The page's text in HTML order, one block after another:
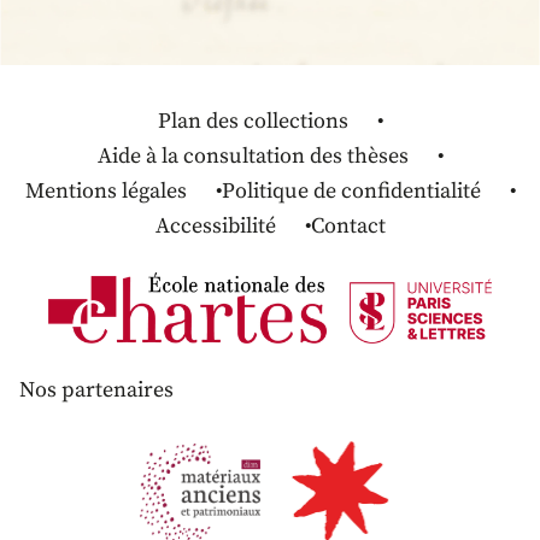
Plan des collections
Aide à la consultation des thèses
Mentions légales
Politique de confidentialité
Accessibilité
Contact
Nos partenaires